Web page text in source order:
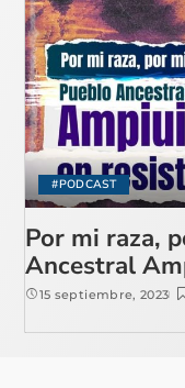
#PODCAST
Por mi raza,
Ancestral
15 septiembre, 2023